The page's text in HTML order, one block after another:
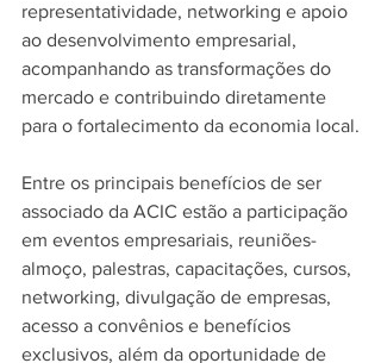
representatividade, networking e apoio
ao desenvolvimento empresarial,
acompanhando as transformações do
mercado e contribuindo diretamente
para o fortalecimento da economia local.
Entre os principais benefícios de ser
associado da ACIC estão a participação
em eventos empresariais, reuniões-
almoço, palestras, capacitações, cursos,
networking, divulgação de empresas,
acesso a convênios e benefícios
exclusivos, além da oportunidade de